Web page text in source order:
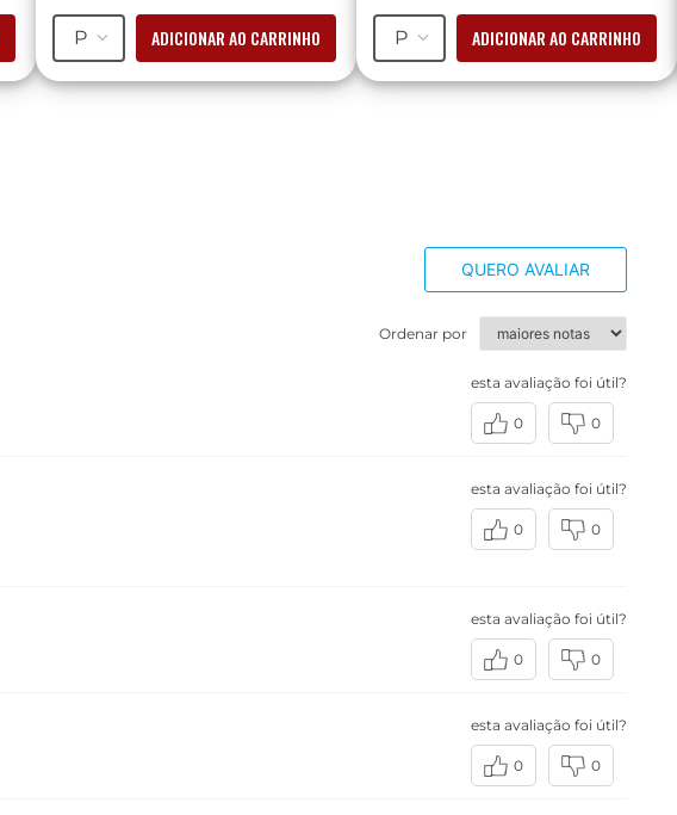
P ADICIONAR AO CARRINHO P ADICIONAR AO CARRINHO
QUERO AVALIAR
Ordenar por
esta avaliação foi útil?
0 0
esta avaliação foi útil?
0 0
esta avaliação foi útil?
0 0
esta avaliação foi útil?
0 0